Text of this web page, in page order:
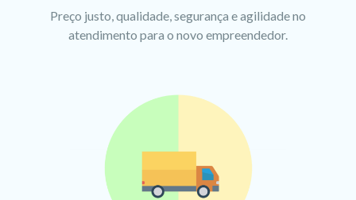
Preço justo, qualidade, segurança e agilidade no
atendimento para o novo empreendedor.